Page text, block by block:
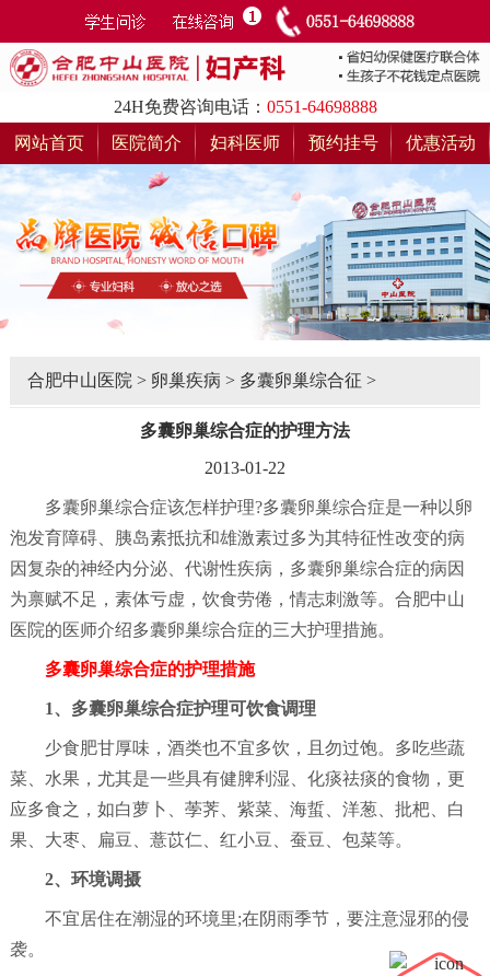
24H免费咨询电话： 0551-64698888
网站首页
医院简介 妇科医师 预约挂号 优惠活动
合肥中山医院 > 卵巢疾病 > 多囊卵巢综合征 >
多囊卵巢综合症的护理方法
2013-01-22
多囊卵巢综合症该怎样护理?多囊卵巢综合症是一种以卵
泡发育障碍、胰岛素抵抗和雄激素过多为其特征性改变的病
因复杂的神经内分泌、代谢性疾病，多囊卵巢综合症的病因
为禀赋不足，素体亏虚，饮食劳倦，情志刺激等。合肥中山
医院的医师介绍多囊卵巢综合症的三大护理措施。
多囊卵巢综合症的护理措施
1、多囊卵巢综合症护理可饮食调理
少食肥甘厚味，酒类也不宜多饮，且勿过饱。多吃些蔬
菜、水果，尤其是一些具有健脾利湿、化痰祛痰的食物，更
应多食之，如白萝卜、荸荠、紫菜、海蜇、洋葱、批杷、白
果、大枣、扁豆、薏苡仁、红小豆、蚕豆、包菜等。
2、环境调摄
不宜居住在潮湿的环境里;在阴雨季节，要注意湿邪的侵
袭。